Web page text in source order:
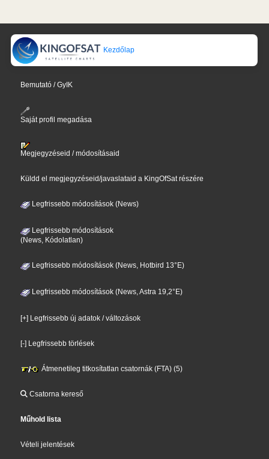
Kezdőlap
Bemutató / GyIK
Saját profil megadása
Megjegyzéseid / módosításaid
Küldd el megjegyzéseid/javaslataid a KingOfSat részére
Legfrissebb módosítások (News)
Legfrissebb módosítások
(News, Kódolatlan)
Legfrissebb módosítások (News, Hotbird 13°E)
Legfrissebb módosítások (News, Astra 19,2°E)
[+] Legfrissebb új adatok / változások
[-] Legfrissebb törlések
Átmenetileg titkosítatlan csatornák (FTA) (5)
Csatorna kereső
Műhold lista
Vételi jelentések